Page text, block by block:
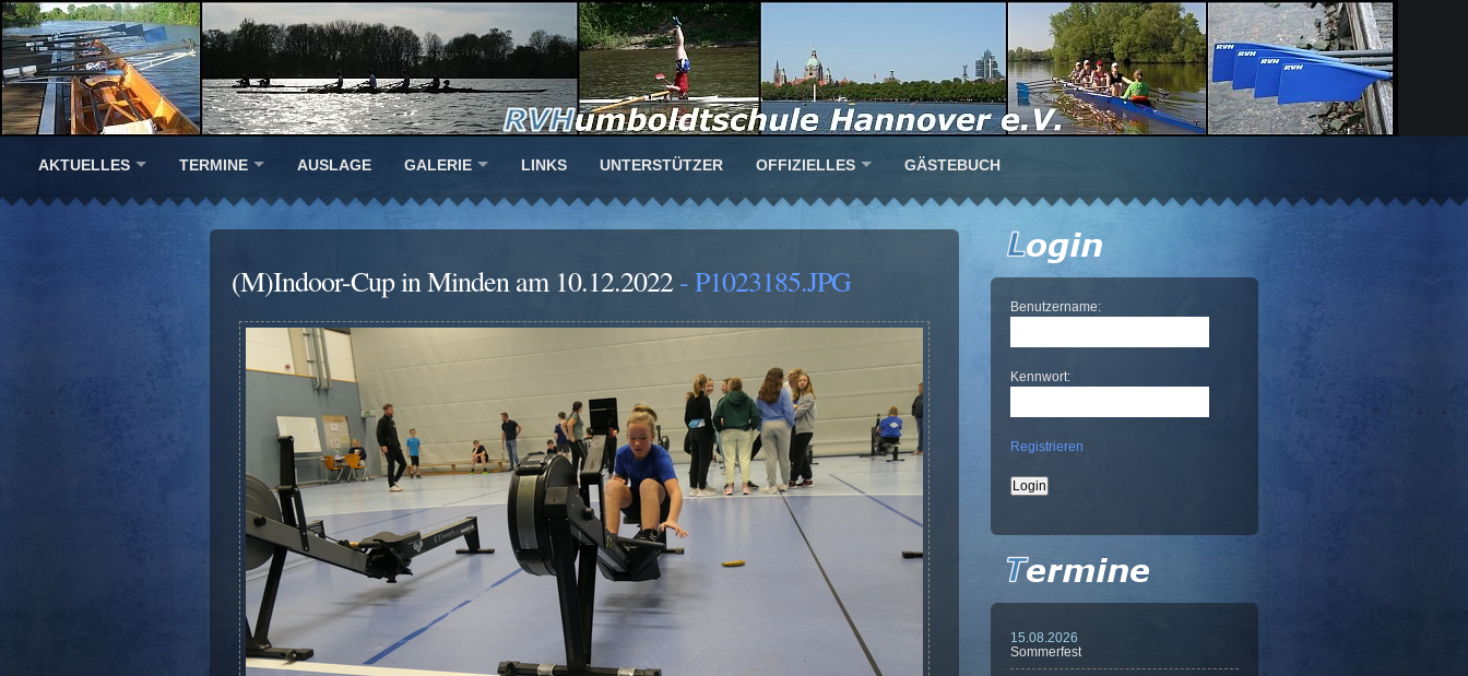
AKTUELLES TERMINE AUSLAGE GALERIE LINKS UNTERSTÜTZER OFFIZIELLES GÄSTEBUCH
(M)Indoor-Cup in Minden am 10.12.2022- P1023185.JPG
Benutzername:
Kennwort:
Registrieren
15.08.2026
Sommerfest